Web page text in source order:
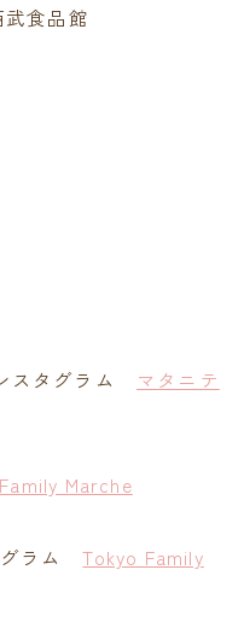
食品館
スタグラム マタニテ
Marche
グラムTokyo Family